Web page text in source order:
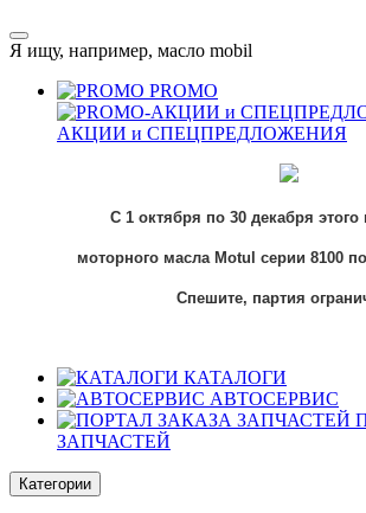
Я ищу, например, масло mobil
PROMO
АКЦИИ и СПЕЦПРЕДЛОЖЕНИЯ
С 1 октября по 30 декабря этого
моторного масла Motul серии 8100
Спешите, партия
КАТАЛОГИ
АВТОСЕРВИС
ЗАПЧАСТЕЙ
Категории